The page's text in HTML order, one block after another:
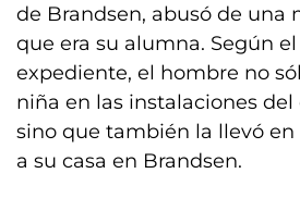
de Brandsen, abusó de una
que era su alumna. Según el
expediente, el hombre no
niña en las instalaciones del
sino que también la llevó
a su casa en Brandsen.